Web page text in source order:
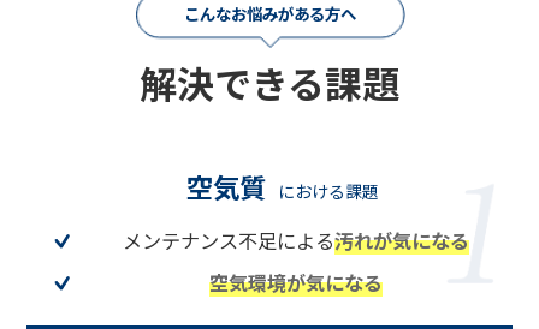
こんなお悩みがある方へ
解決できる課題
空気質 における課題
メンテナンス不足による汚れが気になる
空気環境が気になる